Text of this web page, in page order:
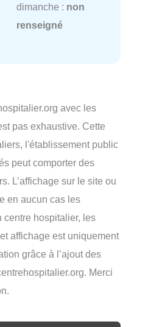
dimanche : non
renseigné
avec les
pas exhaustive. Cette
l'établissement public
peut comporter des
L’affichage sur le site ou
en aucun cas les
centre hospitalier, les
affichage est uniquement
grâce à l’ajout des
Merci